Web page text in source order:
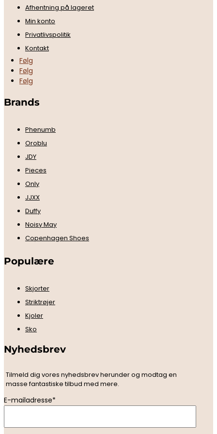
Afhentning på lageret
Min konto
Privatlivspolitik
Kontakt
Følg
Følg
Følg
Brands
Phenumb
Oroblu
JDY
Pieces
Only
JJXX
Duffy
Noisy May
Copenhagen Shoes
Populære
Skjorter
Striktrøjer
Kjoler
Sko
Nyhedsbrev
Tilmeld dig vores nyhedsbrev herunder og modtag en
masse fantastiske tilbud med mere.
E-mailadresse*